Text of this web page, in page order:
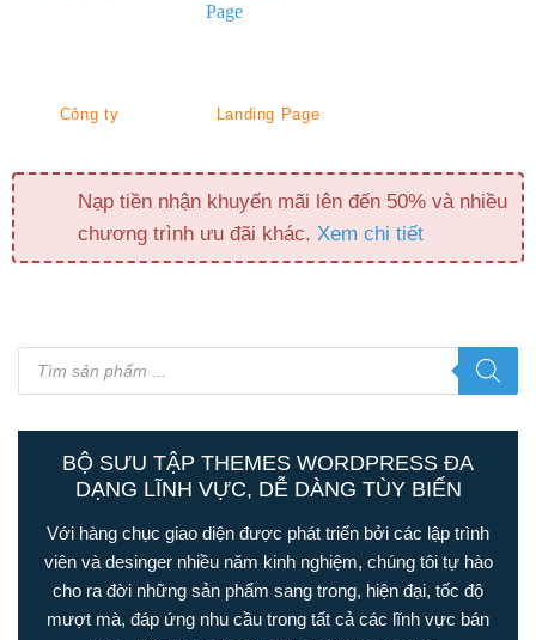
Công ty Landing Page
Nạp tiền nhận khuyến mãi lên đến 50% và nhiều
chương trình ưu đãi khác. Xem chi tiết
Tìm
kiếm
sản
BỘ SƯU TẬP THEMES WORDPRESS ĐA
DẠNG LĨNH VỰC, DỄ DÀNG TÙY BIẾN
Với hàng chục giao diện được phát triển bởi các lập trình
viên và desinger nhiều năm kinh nghiệm, chúng tôi tự hào
cho ra đời những sản phẩm sang trong, hiện đại, tốc độ
mượt mà, đáp ứng nhu cầu trong tất cả các lĩnh vực bán